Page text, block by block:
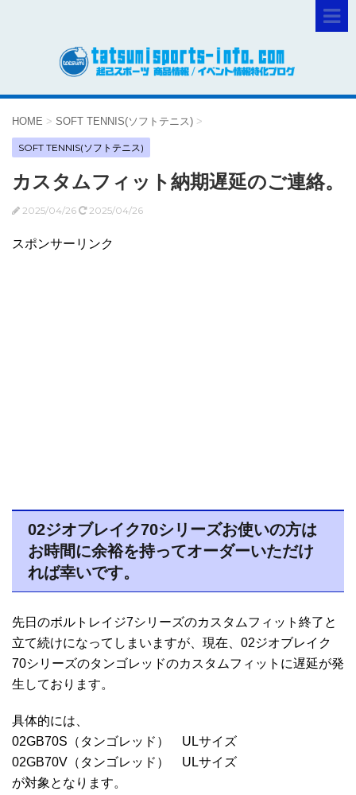
HOME > SOFT TENNIS(ソフトテニス) >
SOFT TENNIS(ソフトテニス)
カスタムフィット納期遅延のご連絡。
2025/04/26 2025/04/26
スポンサーリンク
02ジオブレイク70シリーズお使いの方は
お時間に余裕を持ってオーダーいただけ
れば幸いです。
先日のボルトレイジ7シリーズのカスタムフィット終了と
立て続けになってしまいますが、現在、02ジオブレイク
70シリーズのタンゴレッドのカスタムフィットに遅延が発
生しております。
具体的には、
02GB70S（タンゴレッド） ULサイズ
02GB70V（タンゴレッド） ULサイズ
が対象となります。